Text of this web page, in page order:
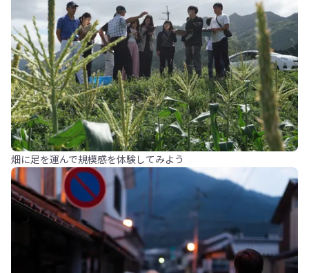
畑に足を運んで規模感を体験してみよう